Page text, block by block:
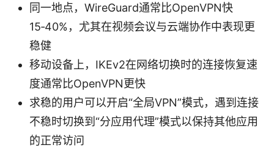
同一地点，WireGuard通常比OpenVPN快
15‑40%，尤其在视频会议与云端协作中表现更
稳健
移动设备上，IKEv2在网络切换时的连接恢复速
度通常比OpenVPN更快
求稳的用户可以开启“全局VPN”模式，遇到连接
不稳时切换到“分应用代理”模式以保持其他应用
的正常访问